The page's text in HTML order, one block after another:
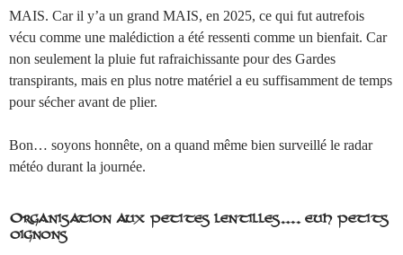
MAIS. Car il y’a un grand MAIS, en 2025, ce qui fut autrefois
vécu comme une malédiction a été ressenti comme un bienfait. Car
non seulement la pluie fut rafraichissante pour des Gardes
transpirants, mais en plus notre matériel a eu suffisamment de temps
pour sécher avant de plier.
Bon… soyons honnête, on a quand même bien surveillé le radar
météo durant la journée.
Organisation aux petites lentilles…. euh petits
oignons